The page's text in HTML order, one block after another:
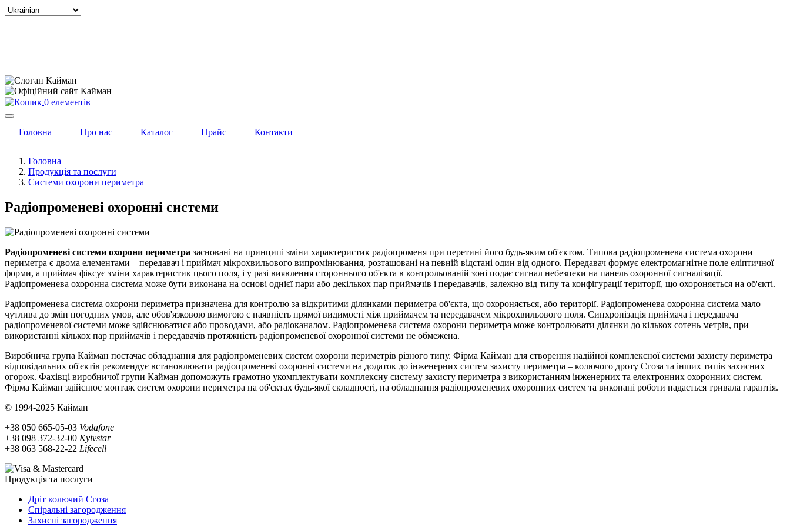
Select
0 елементів
Головна Про нас Каталог Прайс Контакти
Головна
Продукція та послуги
Системи охорони периметра
Радіопроменеві охоронні системи
Радіопроменеві системи охорони периметра засновані на принципі зміни характеристик радіопроменя при перетині його будь-яким об'єктом. Типова радіопроменева система охорони
периметра є двома елементами – передавач і приймач мікрохвильового випромінювання, розташовані на певній відстані один від одного. Передавач формує електромагнітне поле еліптичної
форми, а приймач фіксує зміни характеристик цього поля, і у разі виявлення стороннього об'єкта в контрольованій зоні подає сигнал небезпеки на панель охоронної сигналізації.
Радіопроменева охоронна система може бути виконана на основі однієї пари або декількох пар приймачів і передавачів, залежно від типу та конфігурації території, що охороняється на об'єкті.
Радіопроменева система охорони периметра призначена для контролю за відкритими ділянками периметра об'єкта, що охороняється, або території. Радіопроменева охоронна система мало
чутлива до змін погодних умов, але обов'язковою вимогою є наявність прямої видимості між приймачем та передавачем мікрохвильового поля. Синхронізація приймача і передавача
радіопроменевої системи може здійснюватися або проводами, або радіоканалом. Радіопроменева система охорони периметра може контролювати ділянки до кількох сотень метрів, при
використанні кількох пар приймачів і передавачів протяжність радіопроменевої охоронної системи не обмежена.
Виробнича група Кайман постачає обладнання для радіопроменевих систем охорони периметрів різного типу. Фірма Кайман для створення надійної комплексної системи захисту периметра
відповідальних об'єктів рекомендує встановлювати радіопроменеві охоронні системи на додаток до інженерних систем захисту периметра – колючого дроту Єгоза та інших типів захисних
огорож. Фахівці виробничої групи Кайман допоможуть грамотно укомплектувати комплексну систему захисту периметра з використанням інженерних та електронних охоронних систем.
Фірма Кайман здійснює монтаж систем охорони периметра на об'єктах будь-якої складності, на обладнання радіопроменевих охоронних систем та виконані роботи надається тривала гарантія.
© 1994-2025 Кайман
+38 050 665-05-03 Vodafone
+38 098 372-32-00 Kyivstar
+38 063 568-22-22 Lifecell
Продукція та послуги
Дріт колючий Єгоза
Спіральні загородження
Захисні загородження